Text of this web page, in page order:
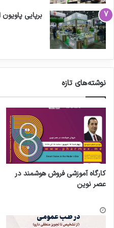
برپایی
نوشته‌های تازه
کارگاه آموزشی فروش هوشمند در
عصر نوین